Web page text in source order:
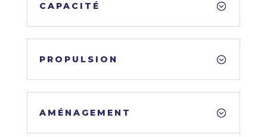
CAPACITÉ
PROPULSION
AMÉNAGEMENT